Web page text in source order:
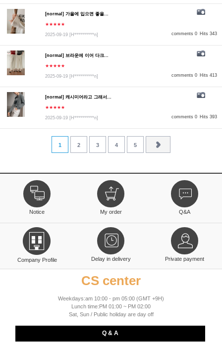
comments 0 Hits 343
[normal] 가을에 입으면 좋을...
★★★★★
2025-09-19 [H**********n]
comments 0 Hits 413
[normal] 브라운에 이어 다크...
★★★★★
2025-09-19 [H**********n]
comments 0 Hits 393
[normal] 캐시미어라고 그래서...
★★★★★
2025-09-19 [H**********n]
1 2 3 4 5
Notice My order Q&A
Company Profile Delay in delivery Private payment
CS center
Weekdays:am 10:00 - pm 05:00 (GMT +9H)
Lunch time:PM 01:00 ~ PM 02:00
Sat, Sun / Public holiday are day off
Q & A